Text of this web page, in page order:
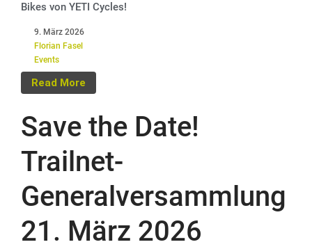
Bikes von YETI Cycles!
9. März 2026
Florian Fasel
Events
Read More
Save the Date!
Trailnet-
Generalversammlung
21. März 2026